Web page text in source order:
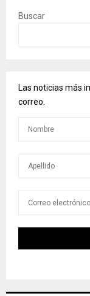
Buscar
Las noticias más
correo.